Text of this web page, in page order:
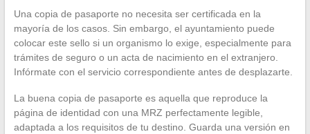
Una copia de pasaporte no necesita ser certificada en la
mayoría de los casos. Sin embargo, el ayuntamiento puede
colocar este sello si un organismo lo exige, especialmente para
trámites de seguro o un acta de nacimiento en el extranjero.
Infórmate con el servicio correspondiente antes de desplazarte.
La buena copia de pasaporte es aquella que reproduce la
página de identidad con una MRZ perfectamente legible,
adaptada a los requisitos de tu destino. Guarda una versión en